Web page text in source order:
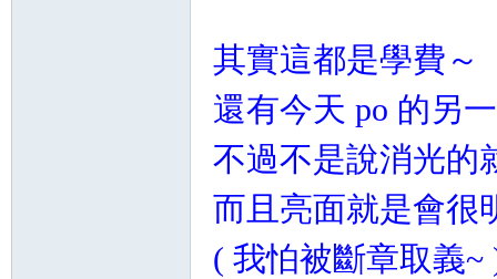
其實這都是學費～
還有今天 po 的另
不過不是說消光的
而且亮面就是會很
( 我怕被斷章取義~